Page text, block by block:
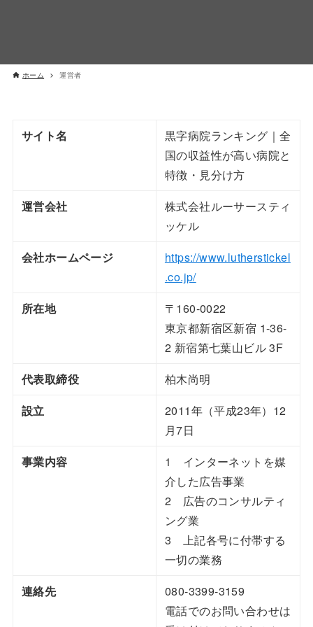
ホーム 運営者
サイト名
黒字病院ランキング｜全
国の収益性が高い病院と
特徴・見分け方
運営会社
株式会社ルーサースティ
ッケル
会社ホームページ
https://www.lutherstickel
.co.jp/
所在地
〒160-0022
東京都新宿区新宿 1-36-
2 新宿第七葉山ビル 3F
代表取締役
柏木尚明
設立
2011年（平成23年）12
月7日
事業内容
1 インターネットを媒
介した広告事業
2 広告のコンサルティ
ング業
3 上記各号に付帯する
一切の業務
連絡先
080-3399-3159
電話でのお問い合わせは